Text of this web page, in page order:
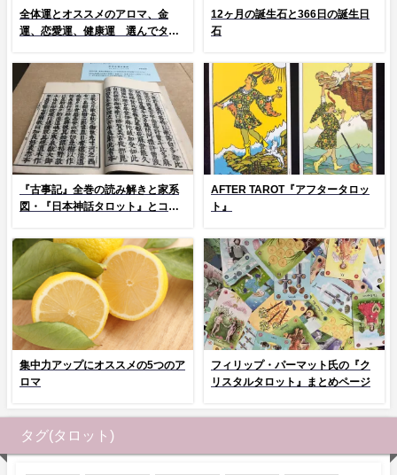
全体運とオススメのアロマ、金
運、恋愛運、健康運 選んでタッ
12ヶ月の誕生石と366日の誕生日
石
『古事記』全巻の読み解きと家系
図・『日本神話タロット』とコラ
AFTER TAROT『アフタータロッ
ト』
集中力アップにオススメの5つのア
ロマ
フィリップ・パーマット氏の『ク
リスタルタロット』まとめページ
タグ(タロット)